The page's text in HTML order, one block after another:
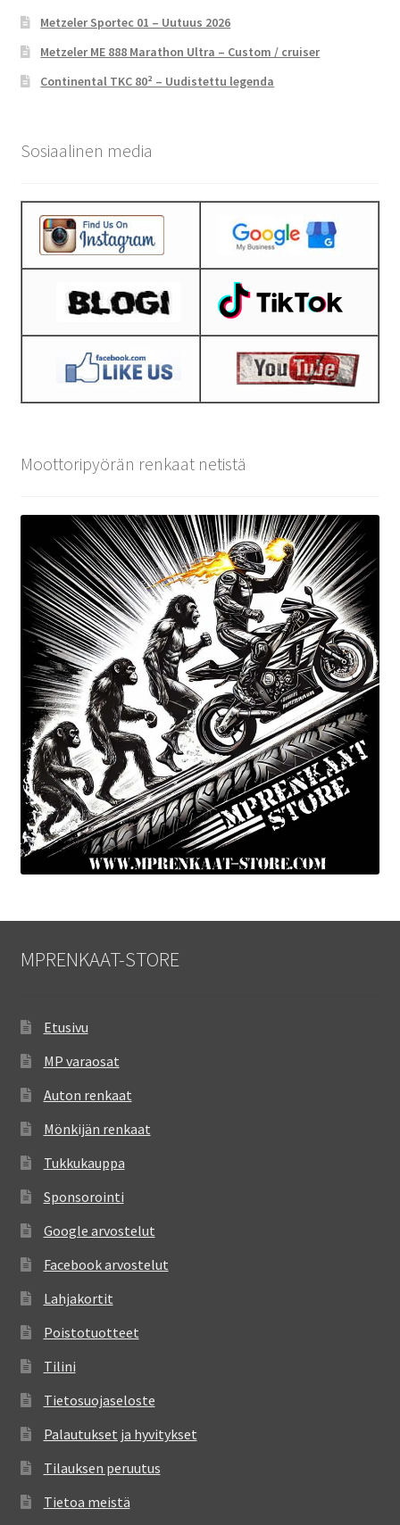
Metzeler Sportec 01 – Uutuus 2026
Metzeler ME 888 Marathon Ultra – Custom / cruiser
Continental TKC 80² – Uudistettu legenda
Sosiaalinen media
Moottoripyörän renkaat netistä
MPRENKAAT-STORE
Etusivu
MP varaosat
Auton renkaat
Mönkijän renkaat
Tukkukauppa
Sponsorointi
Google arvostelut
Facebook arvostelut
Lahjakortit
Poistotuotteet
Tilini
Tietosuojaseloste
Palautukset ja hyvitykset
Tilauksen peruutus
Tietoa meistä